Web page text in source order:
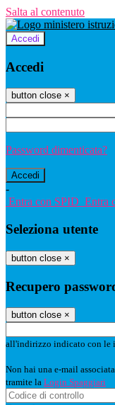
Salta al contenuto
Accedi
Accedi
button close ×
Password dimenticata?
-
Entra con SPID Entra
Seleziona utente
button close ×
Recupero
button close ×
all'indirizzo indicato con le
Non hai una e-mail
tramite la Login Spaggiari